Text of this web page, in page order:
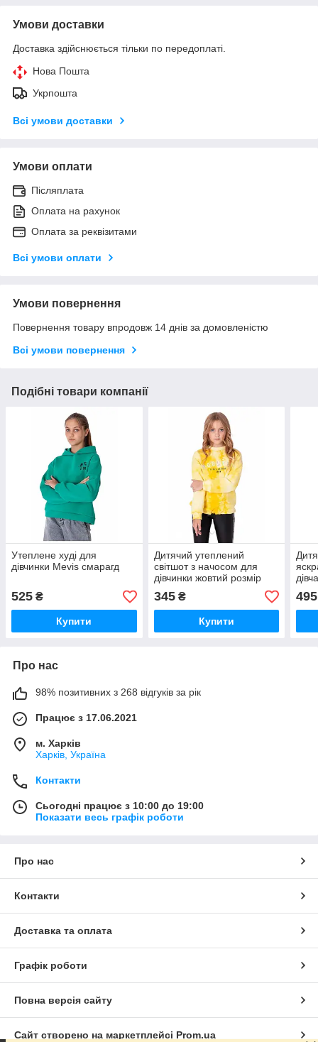
Умови доставки
Доставка здійснюється тільки по передоплаті.
Нова Пошта
Укрпошта
Всі умови доставки
Умови оплати
Післяплата
Оплата на рахунок
Оплата за реквізитами
Всі умови оплати
Умови повернення
Повернення товару впродовж 14 днів за домовленістю
Всі умови повернення
Подібні товари компанії
Утеплене худі для
дівчинки Mevis смарагд
525 ₴
Купити
Дитячий утеплений
світшот з начосом для
дівчинки жовтий розмір
122 Mevis
345₴
Купити
495
Про нас
98% позитивних з 268 відгуків за рік
Працює з 17.06.2021
м. Харків
Харків, Україна
Контакти
Сьогодні працює з 10:00 до 19:00
Показати весь графік роботи
Про нас
Контакти
Доставка та оплата
Графік роботи
Повна версія сайту
Сайт створено на маркетплейсі Prom.ua